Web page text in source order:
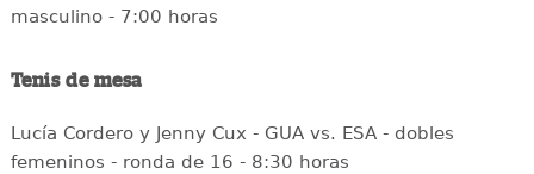
masculino - 7:00 horas
Tenis de mesa
Lucía Cordero y Jenny Cux - GUA vs. ESA - dobles
femeninos - ronda de 16 - 8:30 horas